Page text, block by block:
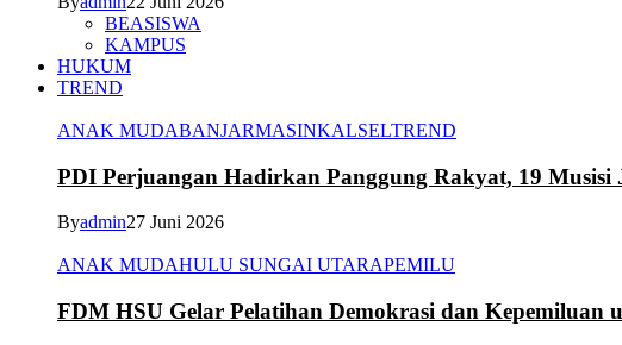
BEASISWA
KAMPUS
HUKUM
TREND
ANAK MUDABANJARMASINKALSELTREND
PDI Perjuangan Hadirkan Panggung Rakyat, 19
Byadmin27 Juni 2026
ANAK MUDAHULU SUNGAI UTARAPEMILU
FDM HSU Gelar Pelatihan Demokrasi dan Kepemiluan